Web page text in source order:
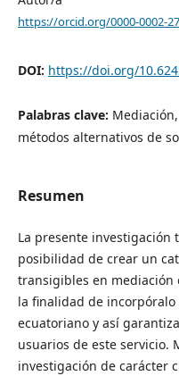
https://orcid.org/0000-0002-
DOI: https://doi.org/
Palabras clave:
métodos alternativos de
Resumen
La presente investigación
posibilidad de crear un
transigibles en mediación
la finalidad de
ecuatoriano y así
usuarios de este servicio.
investigación de carácter